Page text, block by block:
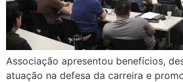
Associação apresentou benefícios,
atuação na defesa da carreira e